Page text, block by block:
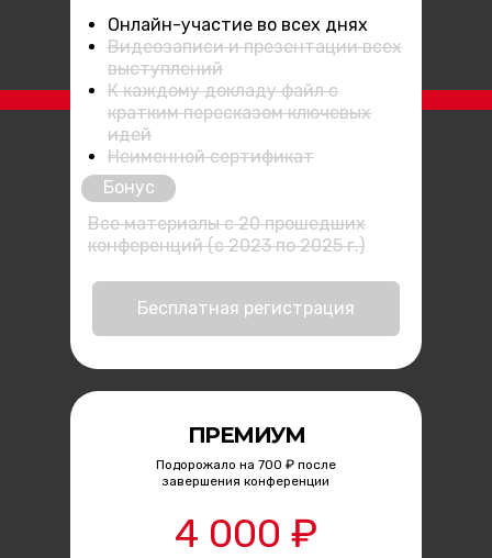
4 000 ₽
Подорожало на 700 ₽ после
завершения конференции
ПРЕМИУМ
Бесплатная регистрация
Все материалы с 20 прошедших
конференций (с 2023 по 2025 г.)
Бонус
Онлайн-участие во всех днях
Видеозаписи и презентации всех
выступлений
К каждому докладу файл с
кратким пересказом ключевых
идей
Неименной сертификат